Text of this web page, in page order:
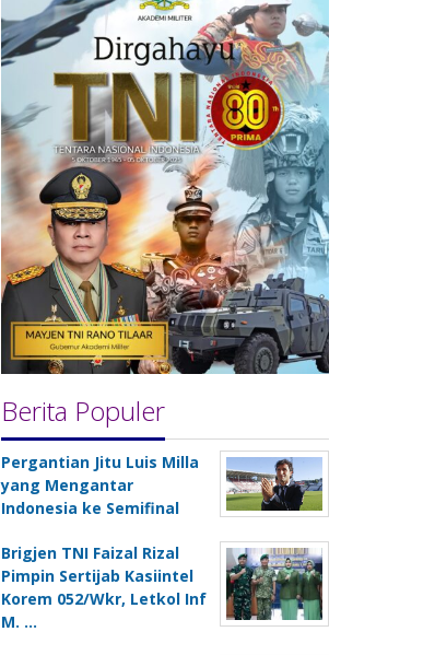
Berita Populer
Pergantian Jitu Luis Milla
yang Mengantar
Indonesia ke Semifinal
Brigjen TNI Faizal Rizal
Pimpin Sertijab Kasiintel
Korem 052/Wkr, Letkol Inf
M. …